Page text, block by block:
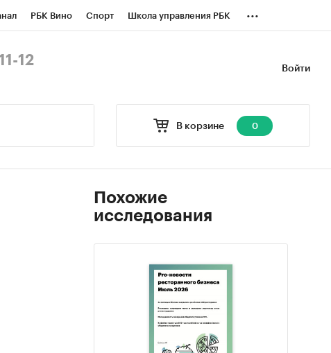
РБК Вино Спорт Школа управления РБК ...
Войти
12
В корзине 0
Похожие
исследования